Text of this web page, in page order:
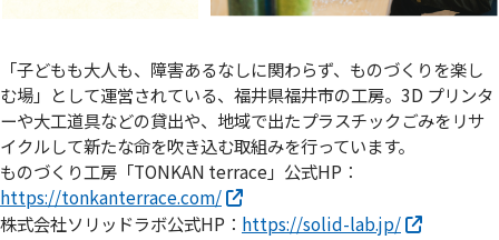
「子どもも大人も、障害あるなしに関わらず、ものづくりを楽し
む場」として運営されている、福井県福井市の工房。3D プリンタ
ーや大工道具などの貸出や、地域で出たプラスチックごみをリサ
イクルして新たな命を吹き込む取組みを行っています。
ものづくり工房「TONKAN terrace」公式HP：
https://tonkanterrace.com/
株式会社ソリッドラボ公式HP： https://solid-lab.jp/